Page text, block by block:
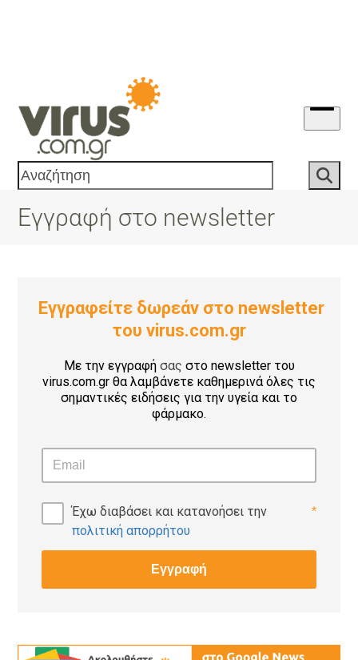
Open
Αναζήτηση
Εγγραφή στο newsletter
Εγγραφείτε δωρεάν στο newsletter
του virus.com.gr
Με την εγγραφή σας στο newsletter του
virus.com.gr θα λαμβάνετε καθημερινά όλες τις
σημαντικές ειδήσεις για την υγεία και το
φάρμακο.
Έχω διαβάσει και κατανοήσει την
πολιτική απορρήτου
*
Εγγραφή